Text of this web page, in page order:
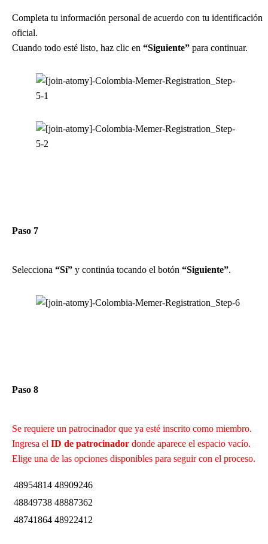
Completa tu información personal de acuerdo con tu identificación
oficial.
Cuando todo esté listo, haz clic en “Siguiente” para continuar.
Paso 7
Selecciona “Sí” y continúa tocando el botón “Siguiente”.
Paso 8
Se requiere un patrocinador que ya esté inscrito como miembro.
Ingresa el ID de patrocinador donde aparece el espacio vacío.
Elige una de las opciones disponibles para seguir con el proceso.
48954814 48909246
48849738 48887362
48741864 48922412